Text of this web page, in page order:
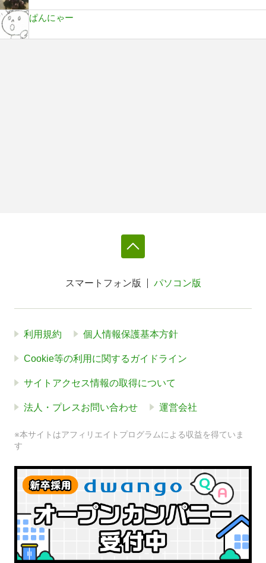
ぱんにゃー
スマートフォン版 パソコン版
利用規約 個人情報保護基本方針
Cookie等の利用に関するガイドライン
サイトアクセス情報の取得について
法人・プレスお問い合わせ 運営会社
※本サイトはアフィリエイトプログラムによる収益を得ていま
す